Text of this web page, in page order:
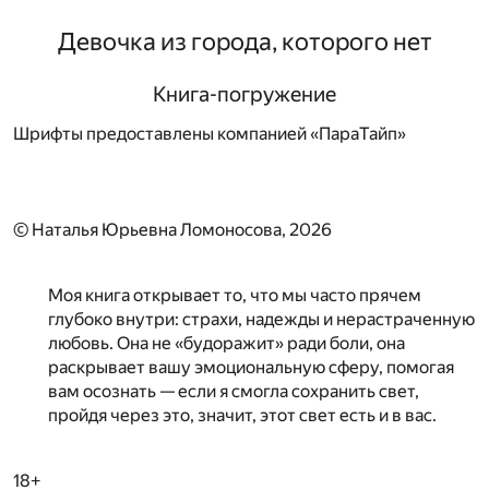
Девочка из города, которого нет
Книга-погружение
Шрифты предоставлены компанией «ПараТайп»
© Наталья Юрьевна Ломоносова, 2026
Моя книга открывает то, что мы часто прячем
глубоко внутри: страхи, надежды и нерастраченную
любовь. Она не «будоражит» ради боли, она
раскрывает вашу эмоциональную сферу, помогая
вам осознать — если я смогла сохранить свет,
пройдя через это, значит, этот свет есть и в вас.
18+